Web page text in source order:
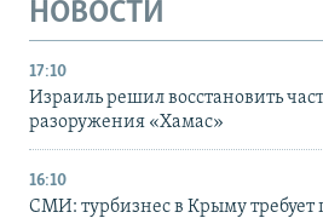
НОВОСТИ
17:10
Израиль решил восстановить
разоружения «Хамас»
16:10
СМИ: турбизнес в Крыму требует